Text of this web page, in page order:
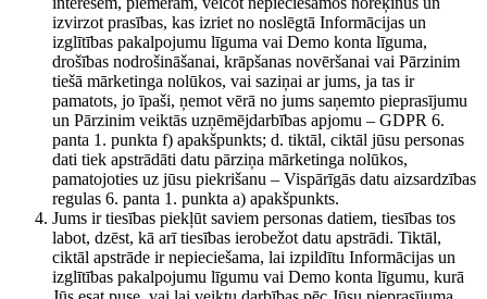
izvirzot prasības, kas izriet no noslēgtā Informācijas un
izglītības pakalpojumu līguma vai Demo konta līguma,
drošības nodrošināšanai, krāpšanas novēršanai vai Pārzinim
tiešā mārketinga nolūkos, vai saziņai ar jums, ja tas ir
pamatots, jo īpaši, ņemot vērā no jums saņemto pieprasījumu
un Pārzinim veiktās uzņēmējdarbības apjomu – GDPR 6.
panta 1. punkta f) apakšpunkts; d. tiktāl, ciktāl jūsu personas
dati tiek apstrādāti datu pārziņa mārketinga nolūkos,
pamatojoties uz jūsu piekrišanu – Vispārīgās datu aizsardzības
regulas 6. panta 1. punkta a) apakšpunkts.
Jums ir tiesības piekļūt saviem personas datiem, tiesības tos
labot, dzēst, kā arī tiesības ierobežot datu apstrādi. Tiktāl,
ciktāl apstrāde ir nepieciešama, lai izpildītu Informācijas un
izglītības pakalpojumu līgumu vai Demo konta līgumu, kurā